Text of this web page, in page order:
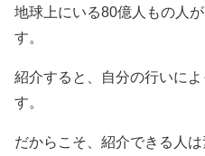
地球上にいる80億人もの人
す。
紹介すると、自分の行いに
す。
だからこそ、紹介できる人は